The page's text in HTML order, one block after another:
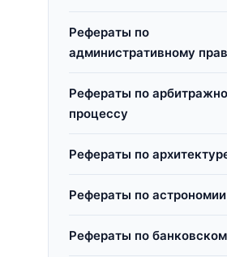
Рефераты по
административному
Рефераты по
процессу
Рефераты по
Рефераты по астрономии
Рефераты по